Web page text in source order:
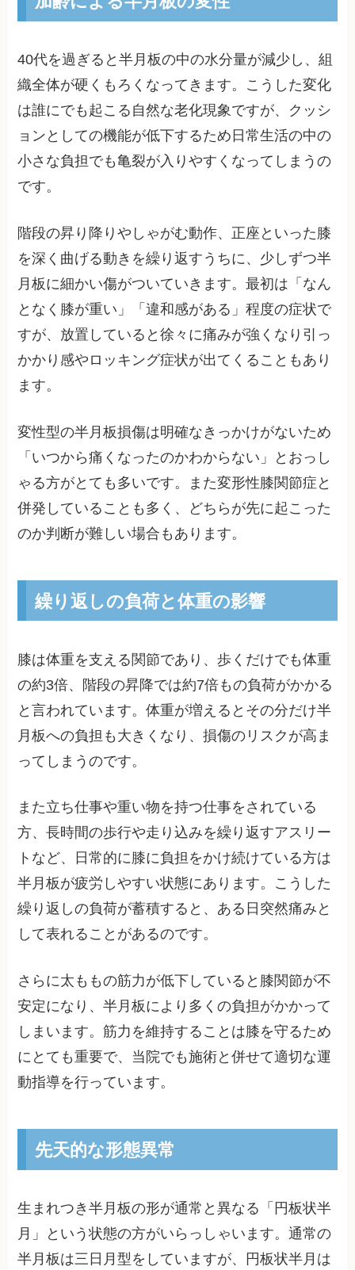
40代を過ぎると半月板の中の水分量が減少し、組
織全体が硬くもろくなってきます。こうした変化
は誰にでも起こる自然な老化現象ですが、クッシ
ョンとしての機能が低下するため日常生活の中の
小さな負担でも亀裂が入りやすくなってしまうの
です。
階段の昇り降りやしゃがむ動作、正座といった膝
を深く曲げる動きを繰り返すうちに、少しずつ半
月板に細かい傷がついていきます。最初は「なん
となく膝が重い」「違和感がある」程度の症状で
すが、放置していると徐々に痛みが強くなり引っ
かかり感やロッキング症状が出てくることもあり
ます。
変性型の半月板損傷は明確なきっかけがないため
「いつから痛くなったのかわからない」とおっし
ゃる方がとても多いです。また変形性膝関節症と
併発していることも多く、どちらが先に起こった
のか判断が難しい場合もあります。
繰り返しの負荷と体重の影響
膝は体重を支える関節であり、歩くだけでも体重
の約3倍、階段の昇降では約7倍もの負荷がかかる
と言われています。体重が増えるとその分だけ半
月板への負担も大きくなり、損傷のリスクが高ま
ってしまうのです。
また立ち仕事や重い物を持つ仕事をされている
方、長時間の歩行や走り込みを繰り返すアスリー
トなど、日常的に膝に負担をかけ続けている方は
半月板が疲労しやすい状態にあります。こうした
繰り返しの負荷が蓄積すると、ある日突然痛みと
して表れることがあるのです。
さらに太ももの筋力が低下していると膝関節が不
安定になり、半月板により多くの負担がかかって
しまいます。筋力を維持することは膝を守るため
にとても重要で、当院でも施術と併せて適切な運
動指導を行っています。
先天的な形態異常
生まれつき半月板の形が通常と異なる「円板状半
月」という状態の方がいらっしゃいます。通常の
半月板は三日月型をしていますが、円板状半月は